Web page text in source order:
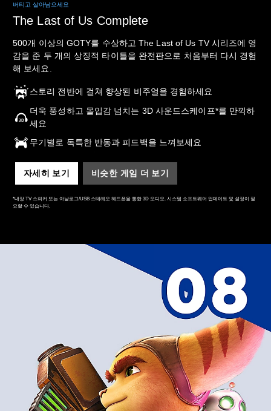
버티고 살아남으세요
The Last of Us Complete
500개 이상의 GOTY를 수상하고 The Last of Us TV 시리즈에 영
감을 준 두 개의 상징적 타이틀을 완전판으로 처음부터 다시 경험
해 보세요.
스토리 전반에 걸쳐 향상된 비주얼을 경험하세요
더욱 풍성하고 몰입감 넘치는 3D 사운드스케이프*를 만끽하
세요
무기별로 독특한 반동과 피드백을 느껴보세요
자세히 보기 비슷한 게임 더 보기
*내장 TV 스피커 또는 아날로그/USB 스테레오 헤드폰을 통한 3D 오디오. 시스템 소프트웨어 업데이트 및 설정이 필
요할 수 있습니다.